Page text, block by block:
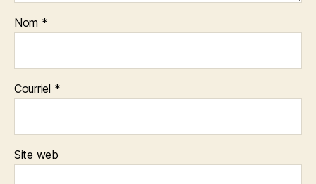
Nom *
Courriel *
Site web